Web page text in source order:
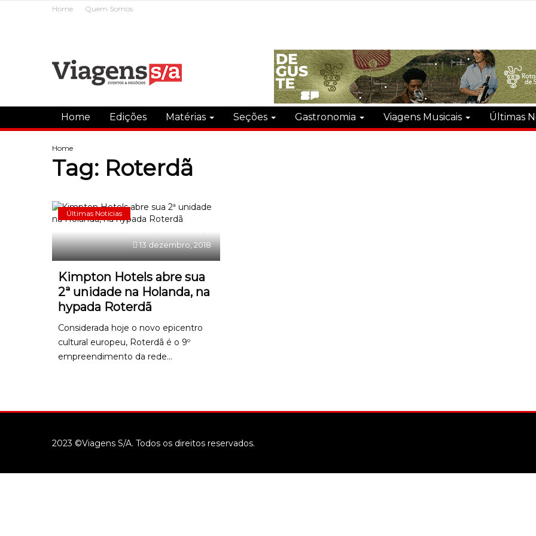
Home Quem Somos
Home Edições Matérias Seções Gastronomia Viagens Musicais Últimas
Home
Tag: Roterdã
Últimas Notícias
13 dezembro, 2018
Kimpton Hotels abre sua
2ª unidade na Holanda, na
hypada Roterdã
Considerada hoje o novo epicentro
cultural europeu, Roterdã é o 9º
empreendimento da rede...
2023 ©Viagens S/A. Todos os direitos reservados.